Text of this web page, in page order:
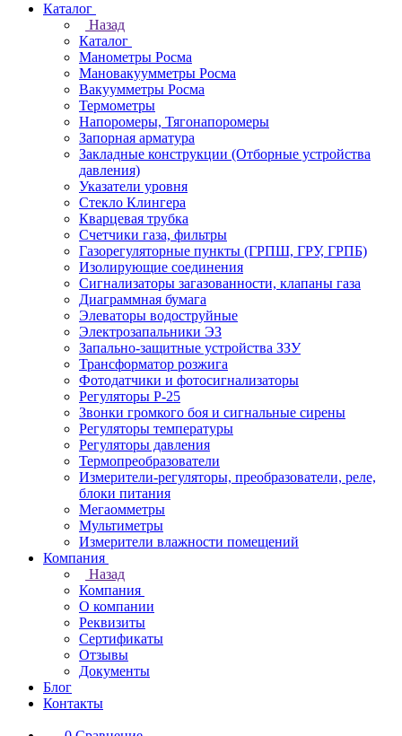
Каталог
Назад
Каталог
Манометры Росма
Мановакуумметры Росма
Вакуумметры Росма
Термометры
Напоромеры, Тягонапоромеры
Запорная арматура
Закладные конструкции (Отборные устройства
давления)
Указатели уровня
Стекло Клингера
Кварцевая трубка
Счетчики газа, фильтры
Газорегуляторные пункты (ГРПШ, ГРУ, ГРПБ)
Изолирующие соединения
Сигнализаторы загазованности, клапаны газа
Диаграммная бумага
Элеваторы водоструйные
Электрозапальники ЭЗ
Запально-защитные устройства ЗЗУ
Трансформатор розжига
Фотодатчики и фотосигнализаторы
Регуляторы Р-25
Звонки громкого боя и сигнальные сирены
Регуляторы температуры
Регуляторы давления
Термопреобразователи
Измерители-регуляторы, преобразователи, реле,
блоки питания
Мегаомметры
Мультиметры
Измерители влажности помещений
Компания
Назад
Компания
О компании
Реквизиты
Сертификаты
Отзывы
Документы
Блог
Контакты